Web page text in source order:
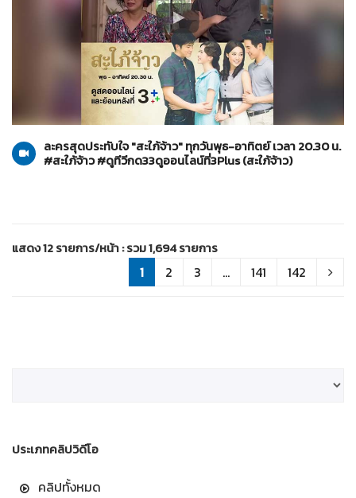
สะใภ้จ้าว
ละครสุดประทับใจ "สะใภ้จ้าว" ทุกวันพุธ-อาทิตย์ เวลา 20.30 น.
#สะใภ้จ้าว #ดูทีวีกด33ดูออนไลน์ที่3Plus (สะใภ้จ้าว)
แสดง 12 รายการ/หน้า : รวม 1,694 รายการ
1 2 3 ... 141 142
ประเภทคลิปวิดีโอ
คลิปทั้งหมด